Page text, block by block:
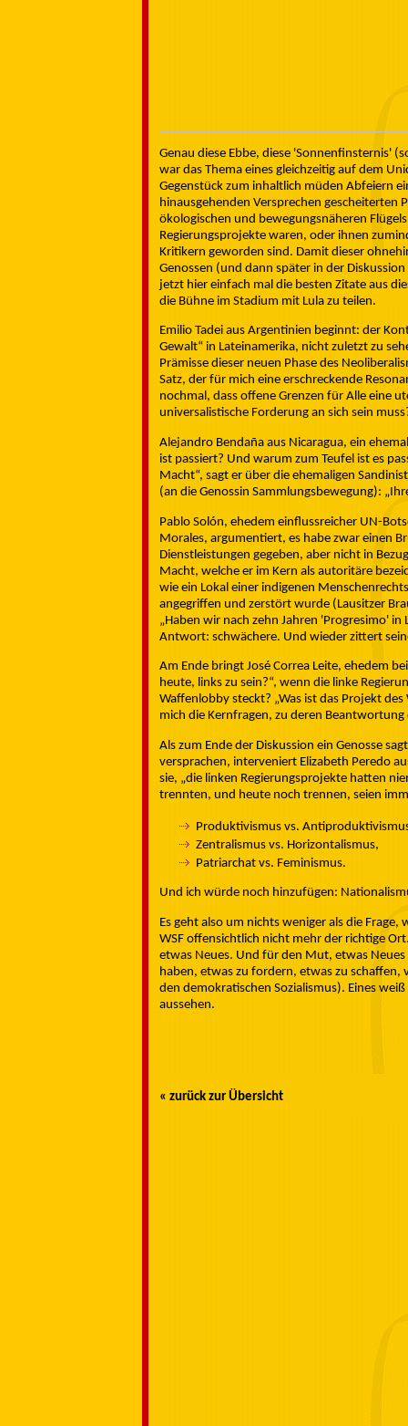
Genau diese Ebbe, diese 'Sonnenfinsternis'
war das Thema eines gleichzeitig auf dem
Gegenstück zum inhaltlich müden Abfeiern
hinausgehenden Versprechen gescheiterten
ökologischen und bewegungsnäheren
Regierungsprojekte waren, oder ihnen
Kritikern geworden sind. Damit dieser
Genossen (und dann später in der
jetzt hier einfach mal die besten Zitate aus
die Bühne im Stadium mit Lula zu teilen.
Emilio Tadei aus Argentinien beginnt: der
Gewalt“ in Lateinamerika, nicht zuletzt zu
Prämisse dieser neuen Phase des
Satz, der für mich eine erschreckende
nochmal, dass offene Grenzen für Alle eine
universalistische Forderung an sich sein
Alejandro Bendaña aus Nicaragua, ein
ist passiert? Und warum zum Teufel ist es
Macht“, sagt er über die ehemaligen
(an die Genossin Sammlungsbewegung):
Pablo Solón, ehedem einflussreicher UN-
Morales, argumentiert, es habe zwar einen
Dienstleistungen gegeben, aber nicht in
Macht, welche er im Kern als autoritäre
wie ein Lokal einer indigenen
angegriffen und zerstört wurde (Lausitzer
„Haben wir nach zehn Jahren 'Progresimo'
Antwort: schwächere. Und wieder zittert
Am Ende bringt José Correa Leite, ehedem
heute, links zu sein?“, wenn die linke
Waffenlobby steckt? „Was ist das Projekt
mich die Kernfragen, zu deren Beantwortung
Als zum Ende der Diskussion ein Genosse
versprachen, interveniert Elizabeth Peredo
sie, „die linken Regierungsprojekte hatten
trennten, und heute noch trennen, seien
Produktivismus vs.
Zentralismus vs. Horizontalismus,
Patriarchat vs. Feminismus.
Und ich würde noch hinzufügen:
Es geht also um nichts weniger als die
WSF offensichtlich nicht mehr der richtige
etwas Neues. Und für den Mut, etwas
haben, etwas zu fordern, etwas zu
den demokratischen Sozialismus). Eines
aussehen.
« zurück zur Übersicht